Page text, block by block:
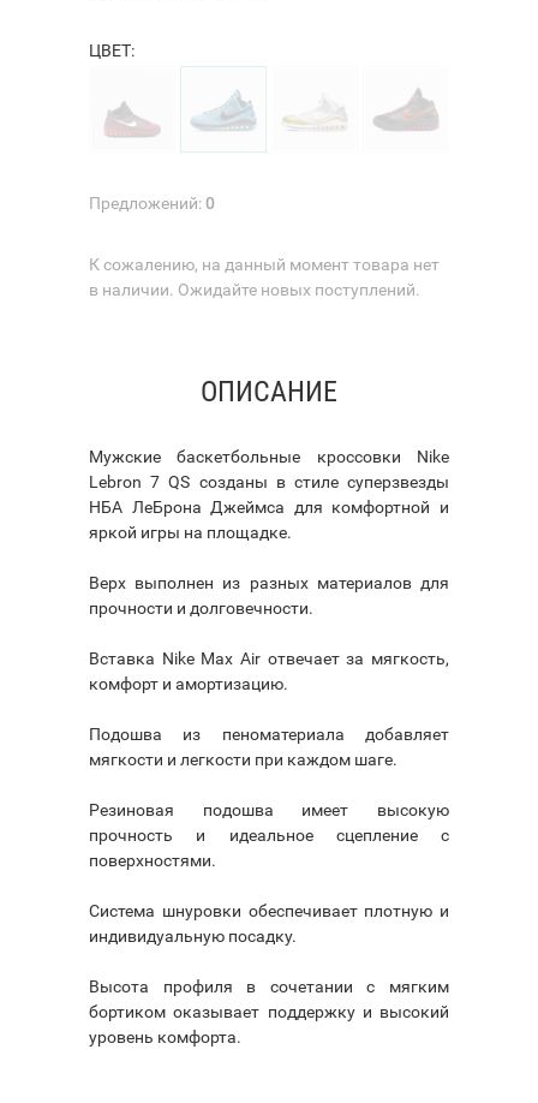
ЦВЕТ:
Предложений:0
К сожалению, на данный момент товара нет
в наличии. Ожидайте новых поступлений.
ОПИСАНИЕ
Мужские баскетбольные кроссовки Nike
Lebron 7 QS созданы в стиле суперзвезды
НБА ЛеБрона Джеймса для комфортной и
яркой игры на площадке.
Верх выполнен из разных материалов для
прочности и долговечности.
Вставка Nike Max Air отвечает за мягкость,
комфорт и амортизацию.
Подошва из пеноматериала добавляет
мягкости и легкости при каждом шаге.
Резиновая подошва имеет высокую
прочность и идеальное сцепление с
поверхностями.
Система шнуровки обеспечивает плотную и
индивидуальную посадку.
Высота профиля в сочетании с мягким
бортиком оказывает поддержку и высокий
уровень комфорта.